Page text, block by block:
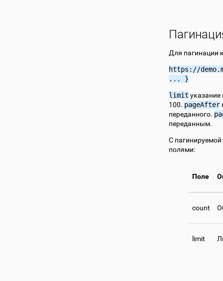
Для пагинации
https://
...
}
limit указание
100. pageAfter
переданного.
переданным.
С
полями:
Поле
count
limit